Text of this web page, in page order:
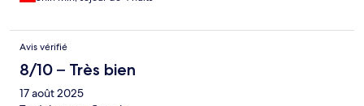
Avis vérifié
8/10 – Très bien
17 août 2025